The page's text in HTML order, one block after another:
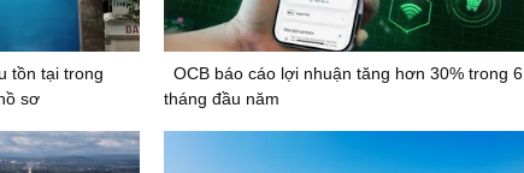
tồn tại trong
sơ
OCB báo cáo lợi nhuận tăng hơn 30% trong 6
tháng đầu năm